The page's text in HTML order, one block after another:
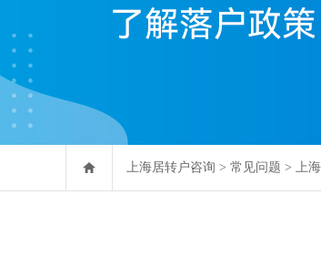
上海居转户咨询 > 常见问题 > 上